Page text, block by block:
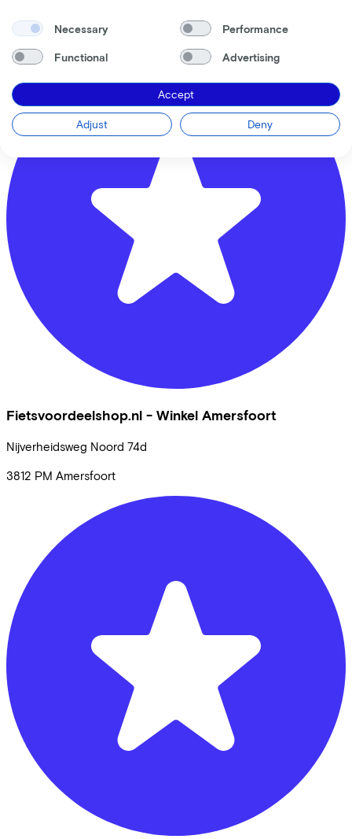
3817KC Amersfoort
Fietsvoordeelshop.nl - Winkel Amersfoort
Nijverheidsweg Noord 74d
3812 PM Amersfoort
Necessary Performance
Functional Advertising
Accept
Adjust Deny